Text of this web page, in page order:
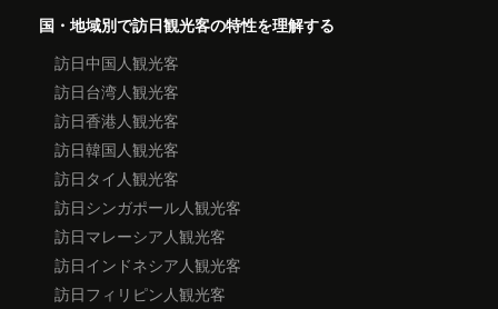
国・地域別で訪日観光客の特性を理解する
訪日中国人観光客
訪日台湾人観光客
訪日香港人観光客
訪日韓国人観光客
訪日タイ人観光客
訪日シンガポール人観光客
訪日マレーシア人観光客
訪日インドネシア人観光客
訪日フィリピン人観光客